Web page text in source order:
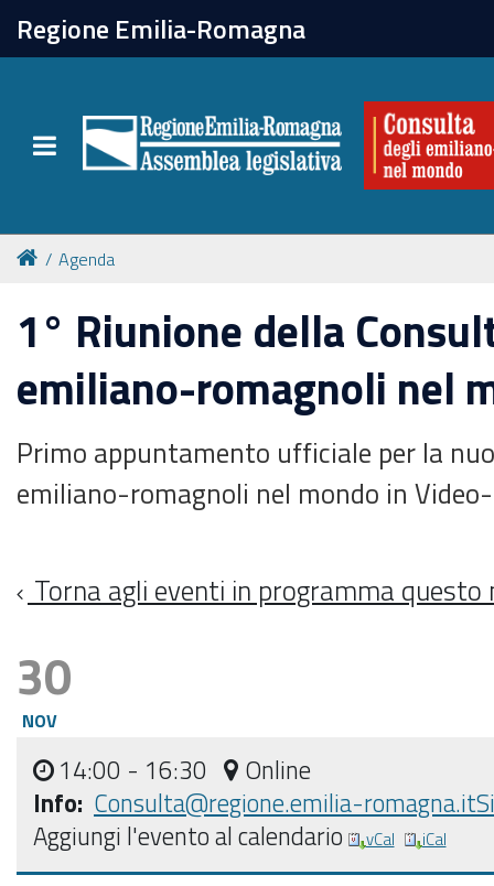
Regione Emilia-Romagna
Toggle navigation
chiudi
Attività
Per chi vive all'estero
Newsletter
Agenda
1° Riunione della
emiliano-romagnoli nel
Primo appuntamento ufficiale per la
emiliano-romagnoli nel mondo in
Torna agli eventi in programma questo
30
NOV
14:00 - 16:30
Online
Info: Consulta@regione.emilia-romagna.it
Aggiungi l'evento al calendario
vCal iCal